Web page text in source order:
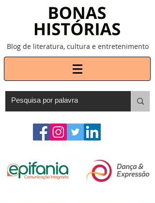
Blog de literatura, cultura e entretenimento